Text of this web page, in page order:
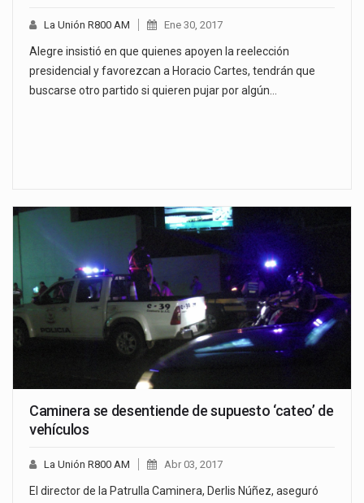
La Unión R800 AM Ene 30, 2017
Alegre insistió en que quienes apoyen la reelección
presidencial y favorezcan a Horacio Cartes, tendrán que
buscarse otro partido si quieren pujar por algún…
Caminera se desentiende de supuesto ‘cateo’ de
vehículos
La Unión R800 AM Abr 03, 2017
El director de la Patrulla Caminera, Derlis Núñez, aseguró